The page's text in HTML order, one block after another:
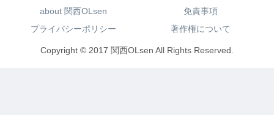
about 関西OLsen
免責事項
プライバシーポリシー
著作権について
Copyright © 2017 関西OLsen All Rights Reserved.